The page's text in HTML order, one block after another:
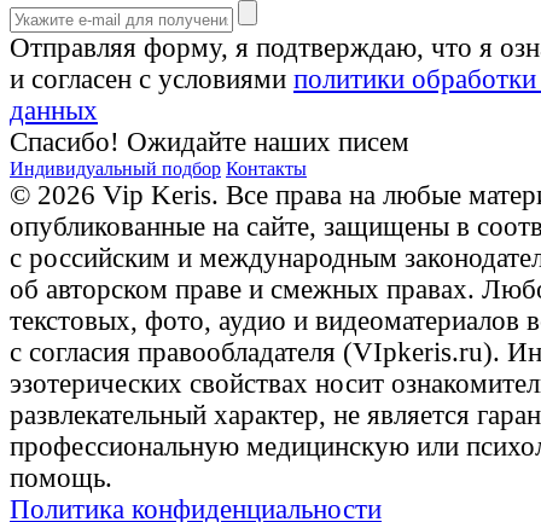
Отправляя форму, я подтверждаю, что я
и согласен с условиями политики
данных
Спасибо! Ожидайте наших писем
Индивидуальный подбор Контакты
© 2026 Vip Keris. Все права на любые
опубликованные на сайте, защищены в
с российским и международным
об авторском праве и смежных правах.
текстовых, фото, аудио и видеоматериалов
с согласия правообладателя (VIpkeris.ru).
эзотерических свойствах носит
развлекательный характер, не является
профессиональную медицинскую или
помощь.
Политика конфиденциальности